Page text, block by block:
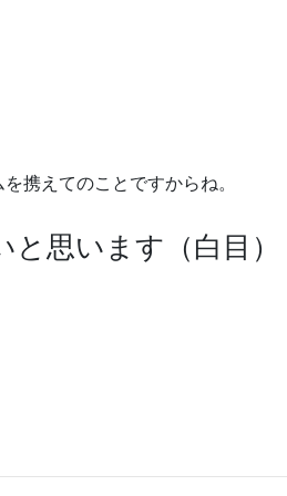
携えてのことですからね。
思います（白目）